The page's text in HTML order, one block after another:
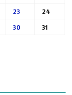
23
24
30 31